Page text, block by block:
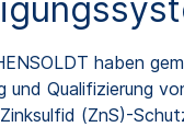
haben
und Qualifizierung
(ZnS)-